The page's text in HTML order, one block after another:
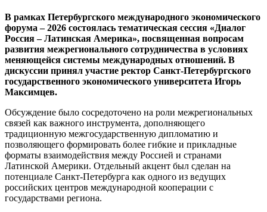
В рамках Петербургского международного экономического
форума – 2026 состоялась тематическая сессия «Диалог
Россия – Латинская Америка», посвященная вопросам
развития межрегионального сотрудничества в условиях
меняющейся системы международных отношений. В
дискуссии принял участие ректор Санкт-Петербургского
государственного экономического университета Игорь
Максимцев.
Обсуждение было сосредоточено на роли межрегиональных
связей как важного инструмента, дополняющего
традиционную межгосударственную дипломатию и
позволяющего формировать более гибкие и прикладные
форматы взаимодействия между Россией и странами
Латинской Америки. Отдельный акцент был сделан на
потенциале Санкт-Петербурга как одного из ведущих
российских центров международной кооперации с
государствами региона.